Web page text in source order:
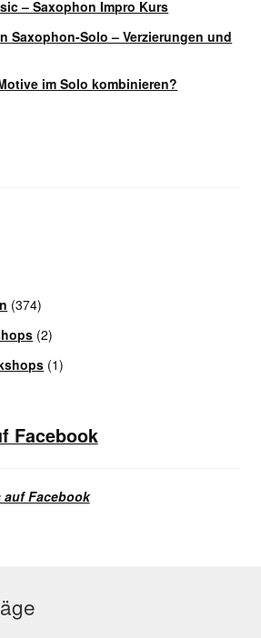
– Saxophon Impro Kurs
Saxophon-Solo – Verzierungen und
im Solo kombinieren?
(374)
(2)
(1)
Facebook
Facebook